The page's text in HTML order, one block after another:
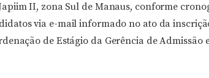
II, zona Sul de Manaus, conforme
via e-mail informado no ato da
de Estágio da Gerência de Admissão